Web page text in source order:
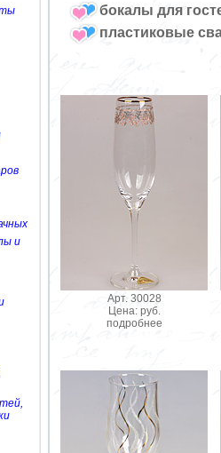
и
бокалы для
пластиковые
Арт. 30028
Цена: руб.
подробнее